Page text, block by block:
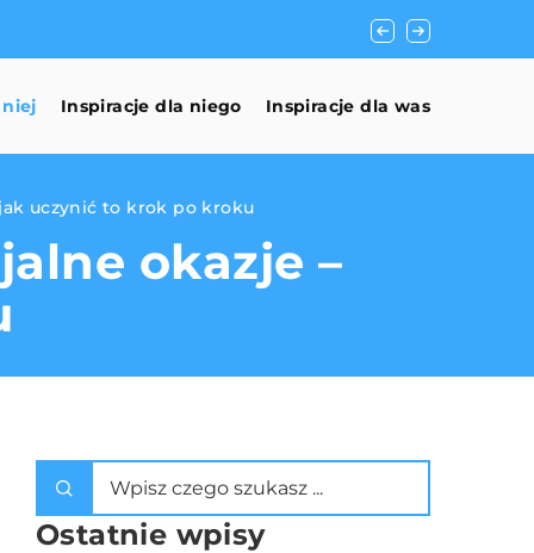
Jak zorganizować
Inspiracje dla niego Inspiracje dla was
uczynić to krok po kroku
okazje –
Ostatnie wpisy